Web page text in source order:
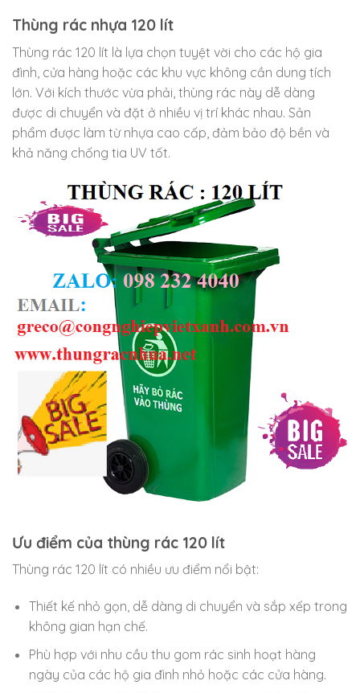
Thùng rác nhựa 120 lít
Thùng rác 120 lít là lựa chọn tuyệt vời cho các hộ gia
đình, cửa hàng hoặc các khu vực không cần dung tích
lớn. Với kích thước vừa phải, thùng rác này dễ dàng
được di chuyển và đặt ở nhiều vị trí khác nhau. Sản
phẩm được làm từ nhựa cao cấp, đảm bảo độ bền và
khả năng chống tia UV tốt.
Ưu điểm của thùng rác 120 lít
Thùng rác 120 lít có nhiều ưu điểm nổi bật:
Thiết kế nhỏ gọn, dễ dàng di chuyển và sắp xếp trong
không gian hạn chế.
Phù hợp với nhu cầu thu gom rác sinh hoạt hàng
ngày của các hộ gia đình nhỏ hoặc các cửa hàng.